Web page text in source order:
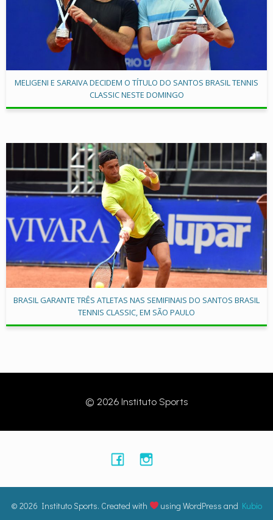
MELIGENI E SARAIVA DECIDEM O TÍTULO DO SANTOS BRASIL TENNIS
CLASSIC NESTE DOMINGO
BRASIL GARANTE TRÊS ATLETAS NAS SEMIFINAIS DO SANTOS BRASIL
TENNIS CLASSIC, EM SÃO PAULO
© 2026 Instituto Sports
© 2026 Instituto Sports. Created with using WordPress and Kubio